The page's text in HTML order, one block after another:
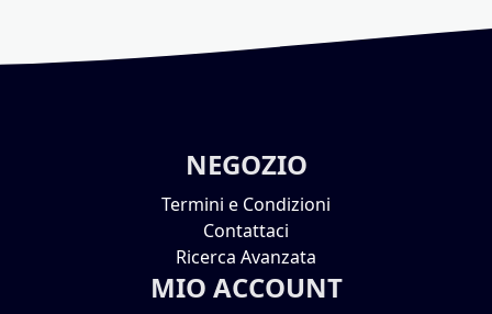
NEGOZIO
Termini e Condizioni
Contattaci
Ricerca Avanzata
MIO ACCOUNT